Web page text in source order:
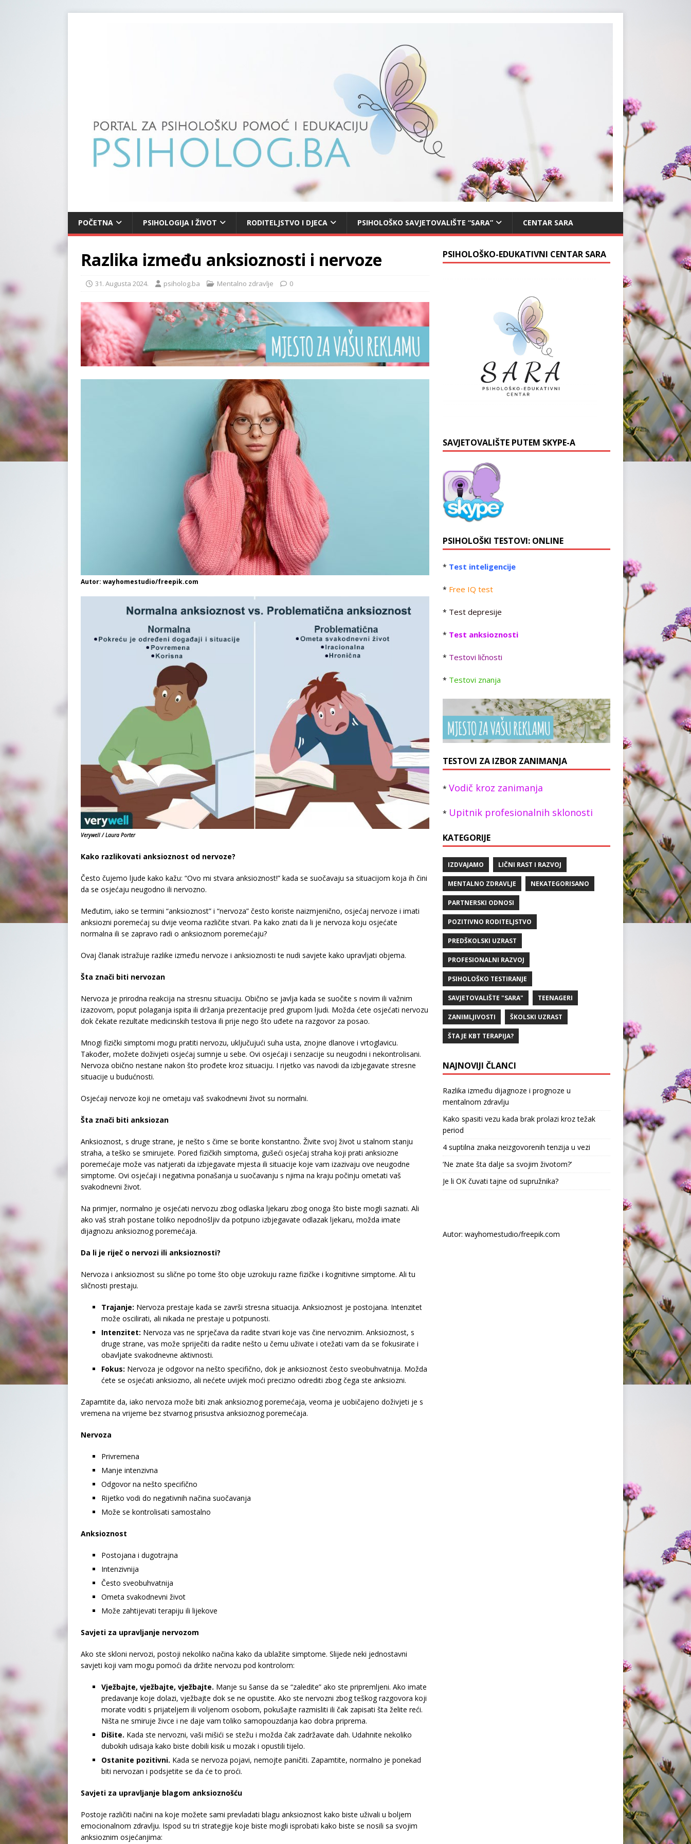
POČETNA PSIHOLOGIJA I ŽIVOT RODITELJSTVO I DJECA PSIHOLOŠKO SAVJETOVALIŠTE “SARA” CENTAR SARA
Razlika između anksioznosti i nervoze
31. Augusta 2024. psiholog.ba Mentalno zdravlje 0
Autor: wayhomestudio/freepik.com
Verywell / Laura Porter
Kako razlikovati anksioznost od nervoze?
Često čujemo ljude kako kažu: “Ovo mi stvara anksioznost!” kada se suočavaju sa situacijom koja ih čini
da se osjećaju neugodno ili nervozno.
Međutim, iako se termini “anksioznost” i “nervoza” često koriste naizmjenično, osjećaj nervoze i imati
anksiozni poremećaj su dvije veoma različite stvari. Pa kako znati da li je nervoza koju osjećate
normalna ili se zapravo radi o anksioznom poremećaju?
Ovaj članak istražuje razlike između nervoze i anksioznosti te nudi savjete kako upravljati objema.
Šta znači biti nervozan
Nervoza je prirodna reakcija na stresnu situaciju. Obično se javlja kada se suočite s novim ili važnim
izazovom, poput polaganja ispita ili držanja prezentacije pred grupom ljudi. Možda ćete osjećati nervozu
dok čekate rezultate medicinskih testova ili prije nego što uđete na razgovor za posao.
Mnogi fizički simptomi mogu pratiti nervozu, uključujući suha usta, znojne dlanove i vrtoglavicu.
Također, možete doživjeti osjećaj sumnje u sebe. Ovi osjećaji i senzacije su neugodni i nekontrolisani.
Nervoza obično nestane nakon što prođete kroz situaciju. I rijetko vas navodi da izbjegavate stresne
situacije u budućnosti.
Osjećaji nervoze koji ne ometaju vaš svakodnevni život su normalni.
Šta znači biti anksiozan
Anksioznost, s druge strane, je nešto s čime se borite konstantno. Živite svoj život u stalnom stanju
straha, a teško se smirujete. Pored fizičkih simptoma, gušeći osjećaj straha koji prati anksiozne
poremećaje može vas natjerati da izbjegavate mjesta ili situacije koje vam izazivaju ove neugodne
simptome. Ovi osjećaji i negativna ponašanja u suočavanju s njima na kraju počinju ometati vaš
svakodnevni život.
Na primjer, normalno je osjećati nervozu zbog odlaska ljekaru zbog onoga što biste mogli saznati. Ali
ako vaš strah postane toliko nepodnošljiv da potpuno izbjegavate odlazak ljekaru, možda imate
dijagnozu anksioznog poremećaja.
Da li je riječ o nervozi ili anksioznosti?
Nervoza i anksioznost su slične po tome što obje uzrokuju razne fizičke i kognitivne simptome. Ali tu
sličnosti prestaju.
Trajanje: Nervoza prestaje kada se završi stresna situacija. Anksioznost je postojana. Intenzitet
može oscilirati, ali nikada ne prestaje u potpunosti.
Intenzitet: Nervoza vas ne sprječava da radite stvari koje vas čine nervoznim. Anksioznost, s
druge strane, vas može spriječiti da radite nešto u čemu uživate i otežati vam da se fokusirate i
obavljate svakodnevne aktivnosti.
Fokus: Nervoza je odgovor na nešto specifično, dok je anksioznost često sveobuhvatnija. Možda
ćete se osjećati anksiozno, ali nećete uvijek moći precizno odrediti zbog čega ste anksiozni.
Zapamtite da, iako nervoza može biti znak anksioznog poremećaja, veoma je uobičajeno doživjeti je s
vremena na vrijeme bez stvarnog prisustva anksioznog poremećaja.
Nervoza
Privremena
Manje intenzivna
Odgovor na nešto specifično
Rijetko vodi do negativnih načina suočavanja
Može se kontrolisati samostalno
Anksioznost
Postojana i dugotrajna
Intenzivnija
Često sveobuhvatnija
Ometa svakodnevni život
Može zahtijevati terapiju ili lijekove
Savjeti za upravljanje nervozom
Ako ste skloni nervozi, postoji nekoliko načina kako da ublažite simptome. Slijede neki jednostavni
savjeti koji vam mogu pomoći da držite nervozu pod kontrolom:
Vježbajte, vježbajte, vježbajte. Manje su šanse da se “zaledite” ako ste pripremljeni. Ako imate
predavanje koje dolazi, vježbajte dok se ne opustite. Ako ste nervozni zbog teškog razgovora koji
morate voditi s prijateljem ili voljenom osobom, pokušajte razmisliti ili čak zapisati šta želite reći.
Ništa ne smiruje živce i ne daje vam toliko samopouzdanja kao dobra priprema.
Dišite. Kada ste nervozni, vaši mišići se stežu i možda čak zadržavate dah. Udahnite nekoliko
dubokih udisaja kako biste dobili kisik u mozak i opustili tijelo.
Ostanite pozitivni. Kada se nervoza pojavi, nemojte paničiti. Zapamtite, normalno je ponekad
biti nervozan i podsjetite se da će to proći.
Savjeti za upravljanje blagom anksioznošću
Postoje različiti načini na koje možete sami prevladati blagu anksioznost kako biste uživali u boljem
emocionalnom zdravlju. Ispod su tri strategije koje biste mogli isprobati kako biste se nosili sa svojim
anksioznim osjećanjima:
PSIHOLOŠKO-EDUKATIVNI CENTAR SARA
SAVJETOVALIŠTE PUTEM SKYPE-A
PSIHOLOŠKI TESTOVI: ONLINE
* Test inteligencije
* Free IQ test
* Test depresije
* Test anksioznosti
* Testovi ličnosti
* Testovi znanja
TESTOVI ZA IZBOR ZANIMANJA
* Vodič kroz zanimanja
* Upitnik profesionalnih sklonosti
KATEGORIJE
IZDVAJAMO LIČNI RAST I RAZVOJ
MENTALNO ZDRAVLJE NEKATEGORISANO
PARTNERSKI ODNOSI
POZITIVNO RODITELJSTVO
PREDŠKOLSKI UZRAST
PROFESIONALNI RAZVOJ
PSIHOLOŠKO TESTIRANJE
SAVJETOVALIŠTE "SARA" TEENAGERI
ZANIMLJIVOSTI ŠKOLSKI UZRAST
ŠTA JE KBT TERAPIJA?
NAJNOVIJI ČLANCI
Razlika između dijagnoze i prognoze u
mentalnom zdravlju
Kako spasiti vezu kada brak prolazi kroz težak
period
4 suptilna znaka neizgovorenih tenzija u vezi
‘Ne znate šta dalje sa svojim životom?’
Je li OK čuvati tajne od supružnika?
Autor: wayhomestudio/freepik.com